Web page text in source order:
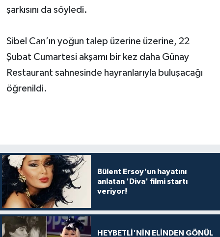
şarkısını da söyledi.
Sibel Can’ın yoğun talep üzerine üzerine, 22
Şubat Cumartesi akşamı bir kez daha Günay
Restaurant sahnesinde hayranlarıyla buluşacağı
öğrenildi.
Bülent Ersoy'un hayatını
anlatan 'Diva' filmi startı
veriyor!
HEYBETLİ'NİN ELİNDEN GÖNÜL